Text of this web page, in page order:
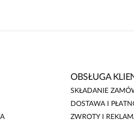
długi okres realizacji zamówienia (po
OBSŁUGA
SKŁADANIE
DOSTAWA I
ZWROTY I